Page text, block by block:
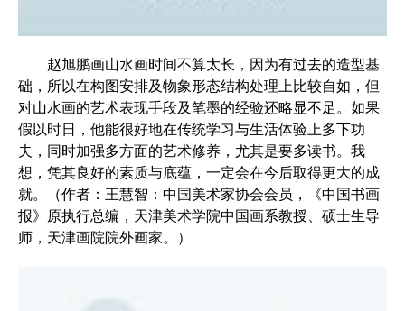
赵旭鹏画山水画时间不算太长，因为有过去的造型基
础，所以在构图安排及物象形态结构处理上比较自如，但
对山水画的艺术表现手段及笔墨的经验还略显不足。如果
假以时日，他能很好地在传统学习与生活体验上多下功
夫，同时加强多方面的艺术修养，尤其是要多读书。我
想，凭其良好的素质与底蕴，一定会在今后取得更大的成
就。（作者：王慧智：中国美术家协会会员，《中国书画
报》原执行总编，天津美术学院中国画系教授、硕士生导
师，天津画院院外画家。）